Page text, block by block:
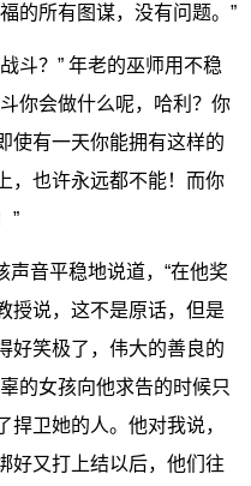
的所有图谋，没有问题。”
斗？” 年老的巫师用不稳
你会做什么呢，哈利？你
使有一天你能拥有这样的
，也许永远都不能！而你
”
声音平稳地说道，“在他奖
授说，这不是原话，但是
好笑极了，伟大的善良的
的女孩向他求告的时候只
卫她的人。他对我说，
好又打上结以后，他们往